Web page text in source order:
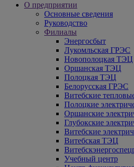
О предприятии
Основные сведения
Руководство
Филиалы
Энергосбыт
Лукомльская ГРЭС
Новополоцкая ТЭЦ
Оршанская ТЭЦ
Полоцкая ТЭЦ
Белорусская ГРЭС
Витебские
Полоцкие
Оршанские
Глубокские
Витебские
Витебская ТЭЦ
Учебный центр